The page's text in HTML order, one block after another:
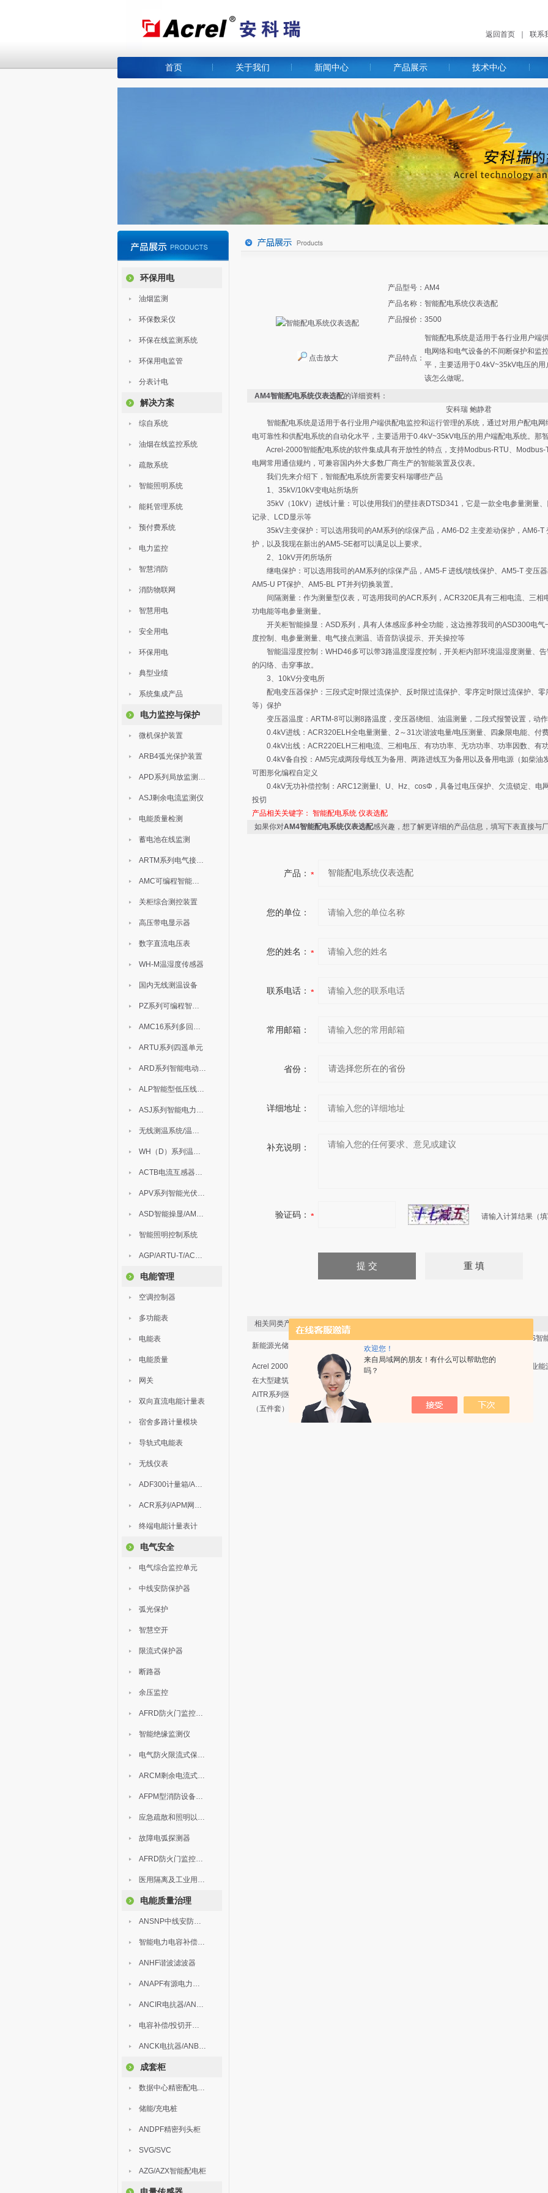
欢迎您！
来自局域网的朋友！有什么可以帮助您的
吗？
返回首页 联系
首页 关于我们 新闻中心 产品展示 技术中心
环保用电
油烟监测
环保数采仪
环保在线监测系统
环保用电监管
分表计电
解决方案
综自系统
油烟在线监控系统
疏散系统
智能照明系统
能耗管理系统
预付费系统
电力监控
智慧消防
消防物联网
智慧用电
安全用电
环保用电
典型业绩
系统集成产品
电力监控与保护
微机保护装置
ARB4弧光保护装置
APD系列局放监测装置
ASJ剩余电流监测仪
电能质量检测
蓄电池在线监测
ARTM系列电气接点测温装置
AMC可编程智能电测表
关柜综合测控装置
高压带电显示器
数字直流电压表
WH-M温湿度传感器
国内无线测温设备
PZ系列可编程智能表
AMC16系列多回路监控装置
ARTU系列四遥单元
ARD系列智能电动机保护器
ALP智能型低压线路保护装置
ASJ系列智能电力继电器
无线测温系统/温度巡检
WH（D）系列温湿度控制器
ACTB电流互感器过电压保护器
APV系列智能光伏汇流箱
ASD智能操显/AM中压保护
智能照明控制系统
AGP/ARTU-T/ACM/ADDC
电能管理
空调控制器
多功能表
电能表
电能质量
网关
双向直流电能计量表
宿舍多路计量模块
导轨式电能表
无线仪表
ADF300计量箱/AEW无线计量
ACR系列/APM网络电力仪表
终端电能计量表计
电气安全
电气综合监控单元
中线安防保护器
弧光保护
智慧空开
限流式保护器
断路器
余压监控
AFRD防火门监控模块
智能绝缘监测仪
电气防火限流式保护器
ARCM剩余电流式电气火灾监控装置
AFPM型消防设备电源监控系统
应急疏散和照明以及灯具
故障电弧探测器
AFRD防火门监控系统
医用隔离及工业用电绝缘检测
电能质量治理
ANSNP中线安防保护器
智能电力电容补偿装置
ANHF谐波滤波器
ANAPF有源电力滤波器
ANCIR电抗器/ANHPD300谐波保护器
电容补偿/投切开关/ARC
ANCK电抗器/ANBSMJ自愈式低压并联电容器
成套柜
数据中心精密配电监控装置
储能/充电桩
ANDPF精密列头柜
SVG/SVC
AZG/AZX智能配电柜
点击放大
产品型号： AM4
产品名称： 智能配电系统仪表选配
产品报价： 3500
产品特点：
智能配电系统是适用于各行业用户端
电网络和电气设备的不间断保护和监
平，主要适用于0.4kV~35kV电压的
该怎么做呢。
AM4智能配电系统仪表选配的详细资料：
安科瑞 鲍静君
智能配电系统是适用于各行业用户端供配电监控和运行管理的系统，通过对用户配电网
电可靠性和供配电系统的自动化水平，主要适用于0.4kV~35kV电压的用户端配电系统。那
Acrel-2000智能配电系统的软件集成具有开放性的特点，支持Modbus-RTU、Modbus-
电网常用通信规约，可兼容国内外大多数厂商生产的智能装置及仪表。
我们先来介绍下，智能配电系统所需要安科瑞哪些产品
1、35kV/10kV变电站所场所
35kV（10kV）进线计量：可以使用我们的壁挂表DTSD341，它是一款全电参量测量、
记录、LCD显示等
35kV主变保护：可以选用我司的AM系列的综保产品，AM6-D2 主变差动保护，AM6-T
护，以及我现在新出的AM5-SE都可以满足以上要求。
2、10kV开闭所场所
继电保护：可以选用我司的AM系列的综保产品，AM5-F 进线/馈线保护、AM5-T 变压器
AM5-U PT保护、AM5-BL PT并列切换装置。
间隔测量：作为测量型仪表，可选用我司的ACR系列，ACR320E具有三相电流、三相
功电能等电参量测量。
开关柜智能操显：ASD系列，具有人体感应多种全功能，这边推荐我司的ASD300电气
度控制、电参量测量、电气接点测温、语音防误提示、开关操控等
智能温湿度控制：WHD46多可以带3路温度湿度控制，开关柜内部环境温湿度测量、告
的闪络、击穿事故。
3、10kV分变电所
配电变压器保护：三段式定时限过流保护、反时限过流保护、零序定时限过流保护、零
等）保护
变压器温度：ARTM-8可以测8路温度，变压器绕组、油温测量，二段式报警设置，动作
0.4kV进线：ACR320ELH全电量测量、2～31次谐波电量/电压测量、四象限电能、付
0.4kV出线：ACR220ELH三相电流、三相电压、有功功率、无功功率、功率因数、有
0.4kV备自投：AM5完成两段母线互为备用、两路进线互为备用以及备用电源（如柴油
可图形化编程自定义
0.4kV无功补偿控制：ARC12测量I、U、Hz、cosΦ，具备过电压保护、欠流锁定、电
投切
产品相关关键字： 智能配电系统 仪表选配
如果你对AM4智能配电系统仪表选配感兴趣，想了解更详细的产品信息，填写下表直接与
产品：
您的单位：
您的姓名：
联系电话：
常用邮箱：
省份：
详细地址：
补充说明：
验证码： 请输入计算结果（
相关同类产品：
新能源光储充微电网EMS综合系统
EMS3.0“源网荷储”虚拟电厂
能效管理云平台
AcrelEMS安科瑞EMS智
Acrel 2000E/G配电室综合监控系统
在大型建筑中的应用
Acrel-7000安科瑞企业能源管
Acrel-7000安科瑞企业能
AITR系列医用IT系统绝缘监测产品
（五件套）
AITR系列、AIM-M10医用IT
系统绝缘监测产品